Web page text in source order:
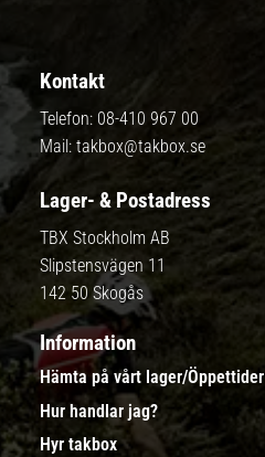
Kontakt
Telefon: 08-410 967 00
Mail: takbox@takbox.se
Lager- & Postadress
TBX Stockholm AB
Slipstensvägen 11
142 50 Skogås
Information
Hämta på vårt lager/Öppettider
Hur handlar jag?
Hyr takbox